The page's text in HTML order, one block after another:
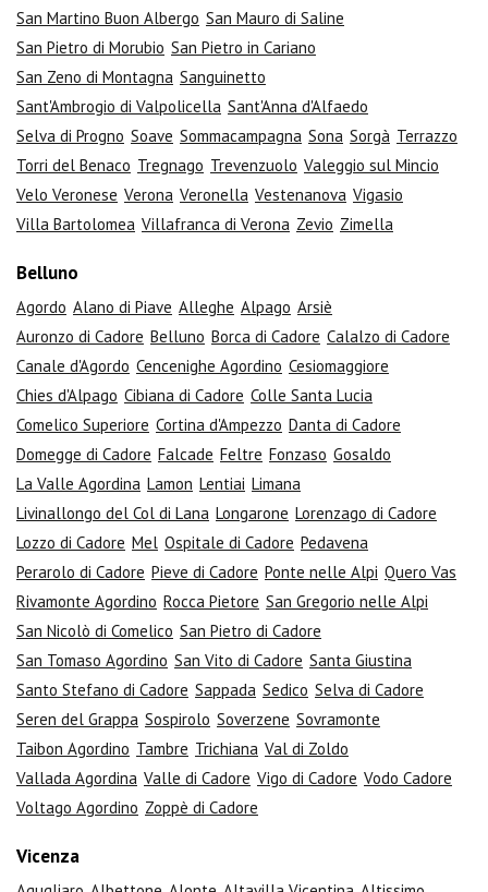
San Martino Buon Albergo San Mauro di Saline
San Pietro di Morubio San Pietro in Cariano
San Zeno di Montagna Sanguinetto
Sant'Ambrogio di Valpolicella Sant'Anna d'Alfaedo
Selva di Progno Soave Sommacampagna Sona Sorgà Terrazzo
Torri del Benaco Tregnago Trevenzuolo Valeggio sul Mincio
Velo Veronese Verona Veronella Vestenanova Vigasio
Villa Bartolomea Villafranca di Verona Zevio Zimella
Belluno
Agordo Alano di Piave Alleghe Alpago Arsiè
Auronzo di Cadore Belluno Borca di Cadore Calalzo di Cadore
Canale d'Agordo Cencenighe Agordino Cesiomaggiore
Chies d'Alpago Cibiana di Cadore Colle Santa Lucia
Comelico Superiore Cortina d'Ampezzo Danta di Cadore
Domegge di Cadore Falcade Feltre Fonzaso Gosaldo
La Valle Agordina Lamon Lentiai Limana
Livinallongo del Col di Lana Longarone Lorenzago di Cadore
Lozzo di Cadore Mel Ospitale di Cadore Pedavena
Perarolo di Cadore Pieve di Cadore Ponte nelle Alpi Quero Vas
Rivamonte Agordino Rocca Pietore San Gregorio nelle Alpi
San Nicolò di Comelico San Pietro di Cadore
San Tomaso Agordino San Vito di Cadore Santa Giustina
Santo Stefano di Cadore Sappada Sedico Selva di Cadore
Seren del Grappa Sospirolo Soverzene Sovramonte
Taibon Agordino Tambre Trichiana Val di Zoldo
Vallada Agordina Valle di Cadore Vigo di Cadore Vodo Cadore
Voltago Agordino Zoppè di Cadore
Vicenza